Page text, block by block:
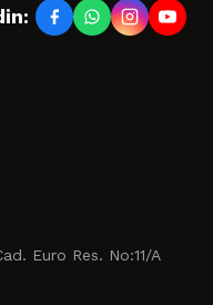
Euro Res. No:11/A